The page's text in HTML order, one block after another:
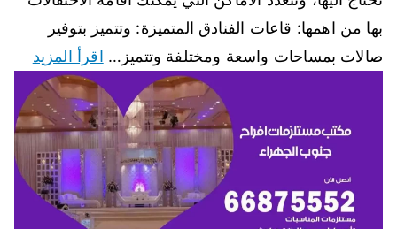
بها من اهمها: قاعات الفنادق المتميزة: وتتميز بتوفير
صالات بمساحات واسعة ومختلفة وتتميز… اقرأ المزيد